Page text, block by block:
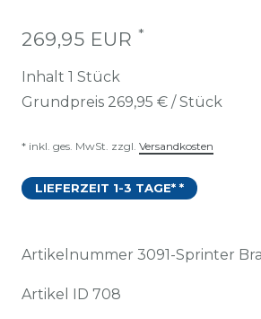
269,95 EUR *
Inhalt 1 Stück
Grundpreis 269,95 € / Stück
* inkl. ges. MwSt. zzgl. Versandkosten
LIEFERZEIT 1-3 TAGE* *
Artikelnummer 3091-Sprinter
Artikel ID 708